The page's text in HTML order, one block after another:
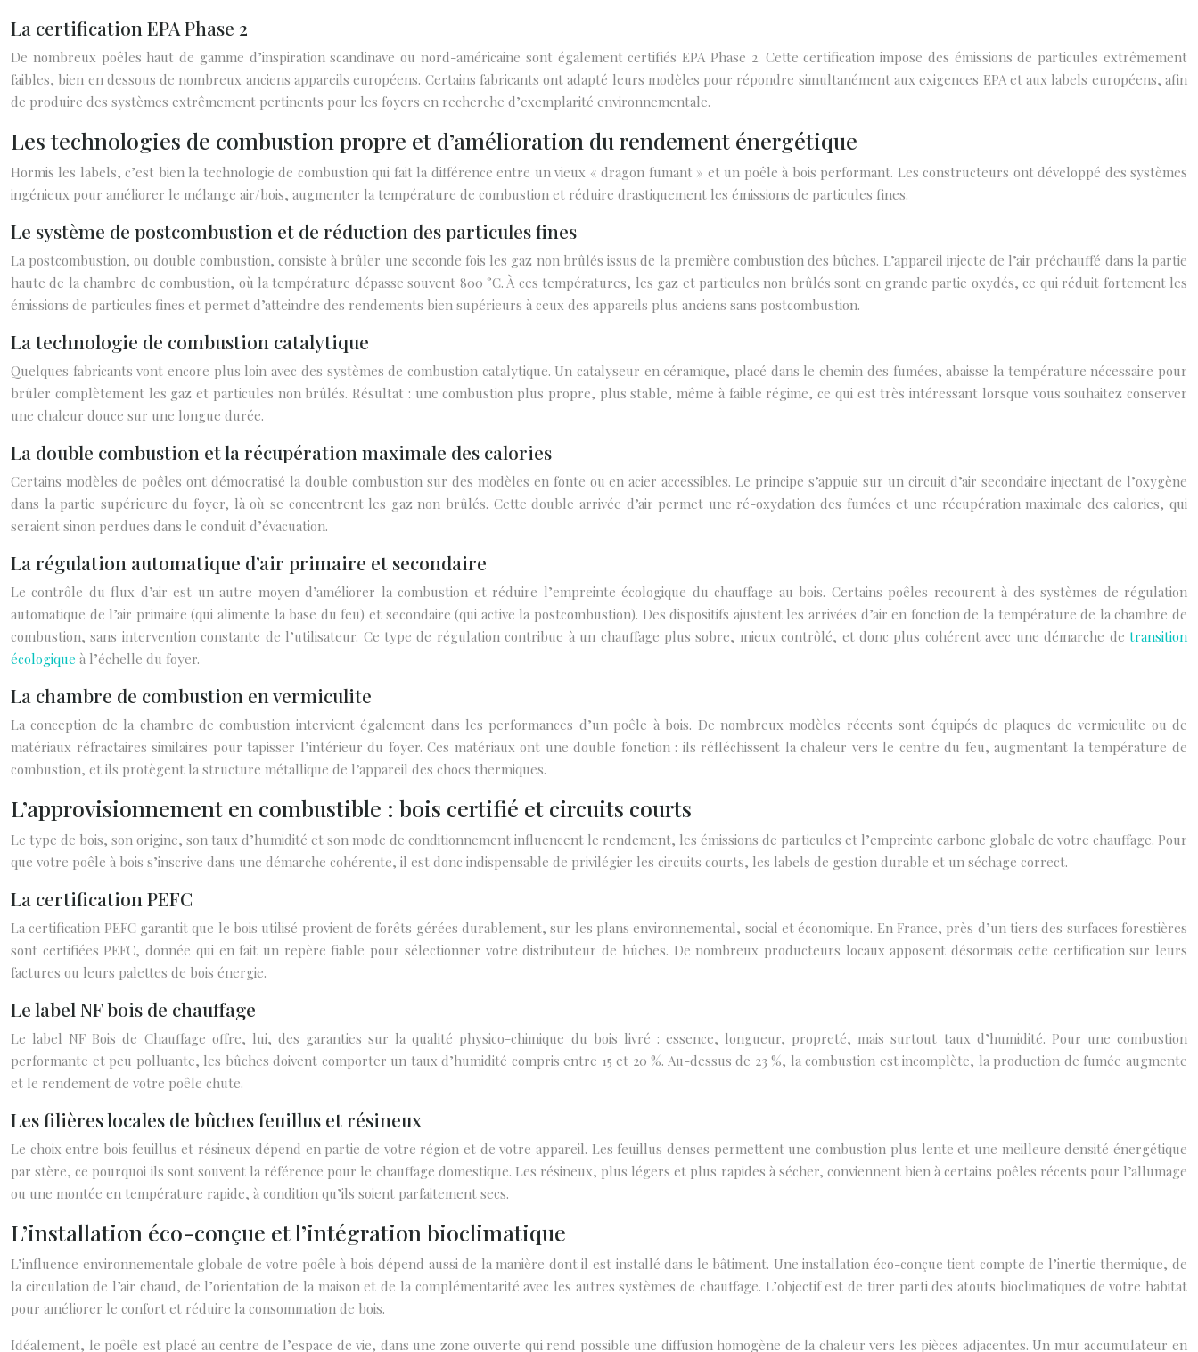
La certification EPA Phase 2
De nombreux poêles haut de gamme d’inspiration scandinave ou nord-américaine sont également certifiés EPA Phase 2. Cette certification impose des émissions de particules extrêmement
faibles, bien en dessous de nombreux anciens appareils européens. Certains fabricants ont adapté leurs modèles pour répondre simultanément aux exigences EPA et aux labels européens, afin
de produire des systèmes extrêmement pertinents pour les foyers en recherche d’exemplarité environnementale.
Les technologies de combustion propre et d’amélioration du rendement énergétique
Hormis les labels, c’est bien la technologie de combustion qui fait la différence entre un vieux « dragon fumant » et un poêle à bois performant. Les constructeurs ont développé des systèmes
ingénieux pour améliorer le mélange air/bois, augmenter la température de combustion et réduire drastiquement les émissions de particules fines.
Le système de postcombustion et de réduction des particules fines
La postcombustion, ou double combustion, consiste à brûler une seconde fois les gaz non brûlés issus de la première combustion des bûches. L’appareil injecte de l’air préchauffé dans la partie
haute de la chambre de combustion, où la température dépasse souvent 800 °C. À ces températures, les gaz et particules non brûlés sont en grande partie oxydés, ce qui réduit fortement les
émissions de particules fines et permet d’atteindre des rendements bien supérieurs à ceux des appareils plus anciens sans postcombustion.
La technologie de combustion catalytique
Quelques fabricants vont encore plus loin avec des systèmes de combustion catalytique. Un catalyseur en céramique, placé dans le chemin des fumées, abaisse la température nécessaire pour
brûler complètement les gaz et particules non brûlés. Résultat : une combustion plus propre, plus stable, même à faible régime, ce qui est très intéressant lorsque vous souhaitez conserver
une chaleur douce sur une longue durée.
La double combustion et la récupération maximale des calories
Certains modèles de poêles ont démocratisé la double combustion sur des modèles en fonte ou en acier accessibles. Le principe s’appuie sur un circuit d’air secondaire injectant de l’oxygène
dans la partie supérieure du foyer, là où se concentrent les gaz non brûlés. Cette double arrivée d’air permet une ré-oxydation des fumées et une récupération maximale des calories, qui
seraient sinon perdues dans le conduit d’évacuation.
La régulation automatique d’air primaire et secondaire
Le contrôle du flux d’air est un autre moyen d’améliorer la combustion et réduire l’empreinte écologique du chauffage au bois. Certains poêles recourent à des systèmes de régulation
automatique de l’air primaire (qui alimente la base du feu) et secondaire (qui active la postcombustion). Des dispositifs ajustent les arrivées d’air en fonction de la température de la chambre de
combustion, sans intervention constante de l’utilisateur. Ce type de régulation contribue à un chauffage plus sobre, mieux contrôlé, et donc plus cohérent avec une démarche de transition
écologique à l’échelle du foyer.
La chambre de combustion en vermiculite
La conception de la chambre de combustion intervient également dans les performances d’un poêle à bois. De nombreux modèles récents sont équipés de plaques de vermiculite ou de
matériaux réfractaires similaires pour tapisser l’intérieur du foyer. Ces matériaux ont une double fonction : ils réfléchissent la chaleur vers le centre du feu, augmentant la température de
combustion, et ils protègent la structure métallique de l’appareil des chocs thermiques.
L’approvisionnement en combustible : bois certifié et circuits courts
Le type de bois, son origine, son taux d’humidité et son mode de conditionnement influencent le rendement, les émissions de particules et l’empreinte carbone globale de votre chauffage. Pour
que votre poêle à bois s’inscrive dans une démarche cohérente, il est donc indispensable de privilégier les circuits courts, les labels de gestion durable et un séchage correct.
La certification PEFC
La certification PEFC garantit que le bois utilisé provient de forêts gérées durablement, sur les plans environnemental, social et économique. En France, près d’un tiers des surfaces forestières
sont certifiées PEFC, donnée qui en fait un repère fiable pour sélectionner votre distributeur de bûches. De nombreux producteurs locaux apposent désormais cette certification sur leurs
factures ou leurs palettes de bois énergie.
Le label NF bois de chauffage
Le label NF Bois de Chauffage offre, lui, des garanties sur la qualité physico-chimique du bois livré : essence, longueur, propreté, mais surtout taux d’humidité. Pour une combustion
performante et peu polluante, les bûches doivent comporter un taux d’humidité compris entre 15 et 20 %. Au-dessus de 23 %, la combustion est incomplète, la production de fumée augmente
et le rendement de votre poêle chute.
Les filières locales de bûches feuillus et résineux
Le choix entre bois feuillus et résineux dépend en partie de votre région et de votre appareil. Les feuillus denses permettent une combustion plus lente et une meilleure densité énergétique
par stère, ce pourquoi ils sont souvent la référence pour le chauffage domestique. Les résineux, plus légers et plus rapides à sécher, conviennent bien à certains poêles récents pour l’allumage
ou une montée en température rapide, à condition qu’ils soient parfaitement secs.
L’installation éco-conçue et l’intégration bioclimatique
L’influence environnementale globale de votre poêle à bois dépend aussi de la manière dont il est installé dans le bâtiment. Une installation éco-conçue tient compte de l’inertie thermique, de
la circulation de l’air chaud, de l’orientation de la maison et de la complémentarité avec les autres systèmes de chauffage. L’objectif est de tirer parti des atouts bioclimatiques de votre habitat
pour améliorer le confort et réduire la consommation de bois.
Idéalement, le poêle est placé au centre de l’espace de vie, dans une zone ouverte qui rend possible une diffusion homogène de la chaleur vers les pièces adjacentes. Un mur accumulateur en